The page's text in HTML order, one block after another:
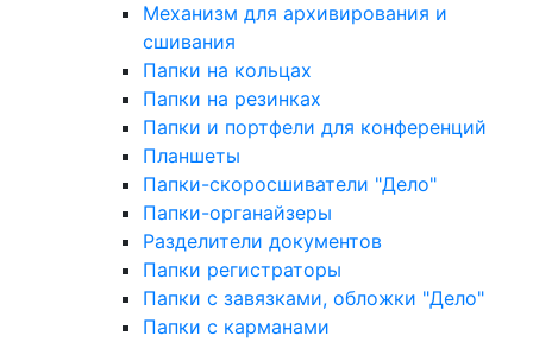
Механизм для архивирования и
сшивания
Папки на кольцах
Папки на резинках
Папки и портфели для конференций
Планшеты
Папки-скоросшиватели "Дело"
Папки-органайзеры
Разделители документов
Папки регистраторы
Папки с завязками, обложки "Дело"
Папки с карманами